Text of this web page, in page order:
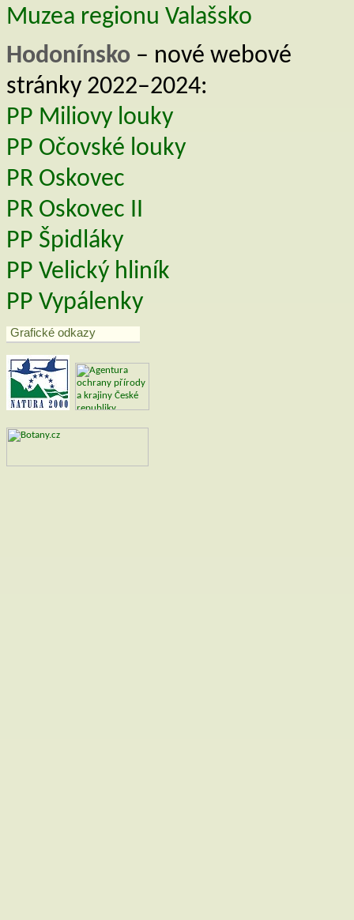
Muzea regionu Valašsko
Hodonínsko – nové webové
stránky 2022–2024:
PP Miliovy louky
PP Očovské louky
PR Oskovec
PR Oskovec II
PP Špidláky
PP Velický hliník
PP Vypálenky
Grafické odkazy